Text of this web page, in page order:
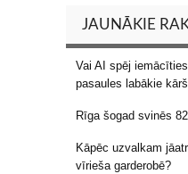
JAUNĀKIE
Vai AI spēj
pasaules labākie
Rīga šogad svinēs
Kāpēc uzvalkam
vīrieša garderobē?